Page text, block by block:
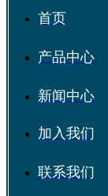
首页
产品中心
新闻中心
加入我们
联系我们